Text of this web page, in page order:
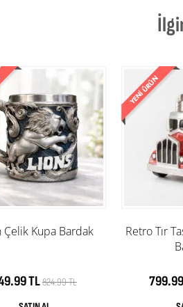
Çelik Kupa Bardak
TL824.99 TL
Retro Tır